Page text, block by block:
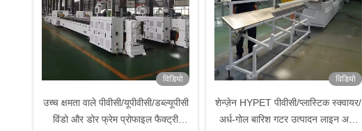
विडियो
उच्च क्षमता वाले पीवीसी/यूपीवीसी/डब्ल्यूपीसी
विंडो और डोर फ्रेम प्रोफाइल फैक्ट्री
विडियो
शेन्ज़ेन HYPET पीवीसी/प्लास्टिक स्क्वायर/
अर्ध-गोल बारिश गटर उत्पादन लाइन अर्ध-